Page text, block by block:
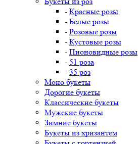
- Красные розы
- Белые розы
- Розовые розы
- Кустовые розы
- Пионовидные розы
- 51 роза
- 35 роз
Моно букеты
Дорогие букеты
Классические букеты
Мужские букеты
Зимние букеты
Букеты из хризантем